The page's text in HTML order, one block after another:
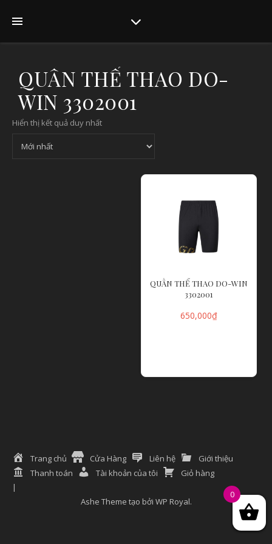
QUẦN THỂ THAO DO-
WIN 3302001
Hiển thị kết quả duy nhất
QUẦN THỂ THAO DO-WIN
3302001
650,000₫
Trang chủ Cửa Hàng Liên hệ
Giới thiệu
Thanh toán
Tài khoản của tôi Giỏ hàng
Ashe Theme tạo bởi WP Royal.
0